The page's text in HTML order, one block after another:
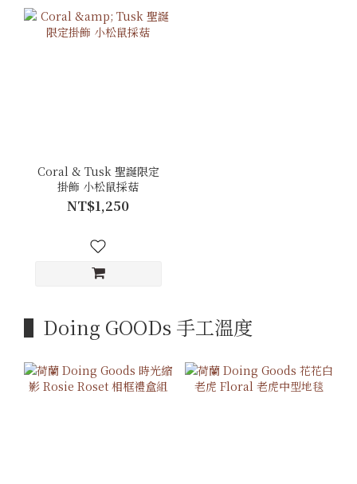
Coral & Tusk 聖誕限定
掛飾 小松鼠採菇
NT$1,250
▌Doing GOODs 手工溫度